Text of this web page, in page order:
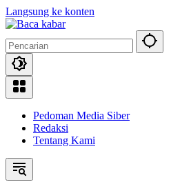
Langsung ke konten
Pedoman Media Siber
Redaksi
Tentang Kami